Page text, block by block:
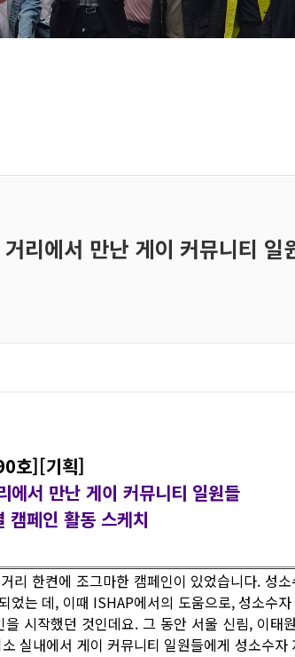
에서 만난 게이 커뮤니티 일
호][기획]
에서 만난 게이 커뮤니티 일원들
캠페인 활동 스케치
리 한켠에 조그마한 캠페인이 있었습니다. 성
었는 데, 이때 ISHAP에서의 도움으로, 성소수
시작했던 것인데요. 그 동안 서울 신림, 이태
실내에서 게이 커뮤니티 일원들에게 성소수자